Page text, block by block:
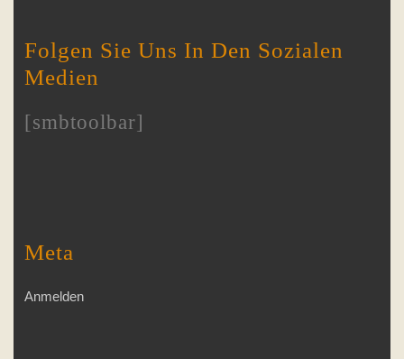
Folgen Sie Uns In Den Sozialen
Medien
[smbtoolbar]
Meta
Anmelden